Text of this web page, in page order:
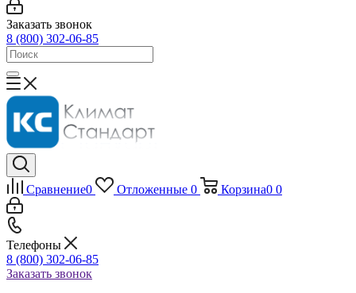
Заказать звонок
8 (800) 302-06-85
Сравнение0 Отложенные 0 Корзина0 0
Телефоны
8 (800) 302-06-85
Заказать звонок